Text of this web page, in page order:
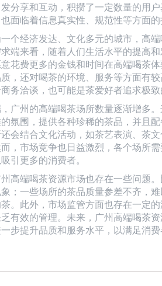
分享和互动，积攒了一定数量的用
面临着信息真实性、规范性等方面
个经济发达、文化多元的城市，高
端来看，随着人们生活水平的提高
花费更多的金钱和时间在高端喝茶
，还对喝茶的环境、服务等方面有
商务洽谈，也可能是茶爱好者追求极
广州的高端喝茶场所数量逐渐增多
氛围，提供各种珍稀的茶品，并且
会结合文化活动，如茶艺表演、茶
，市场竞争也日益激烈，各个场所
引更多的消费者。
州高端喝茶资源市场也存在一些问题
；一些场所的茶品质量参差不齐，
。此外，市场监管方面也存在一定
有效的管理。未来，广州高端喝茶
步提升品质和服务水平，以满足消